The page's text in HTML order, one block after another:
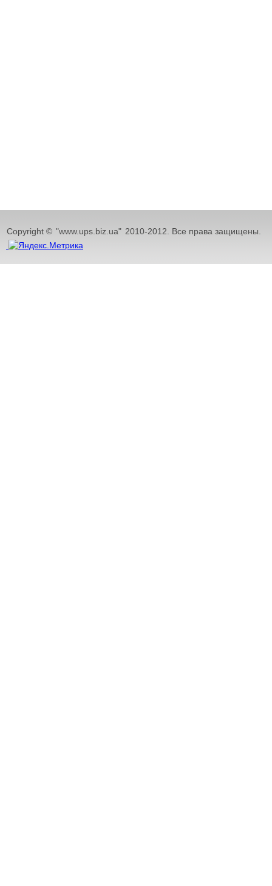
Copyright © "www.ups.biz.ua" 2010-2012. Все права защищены.